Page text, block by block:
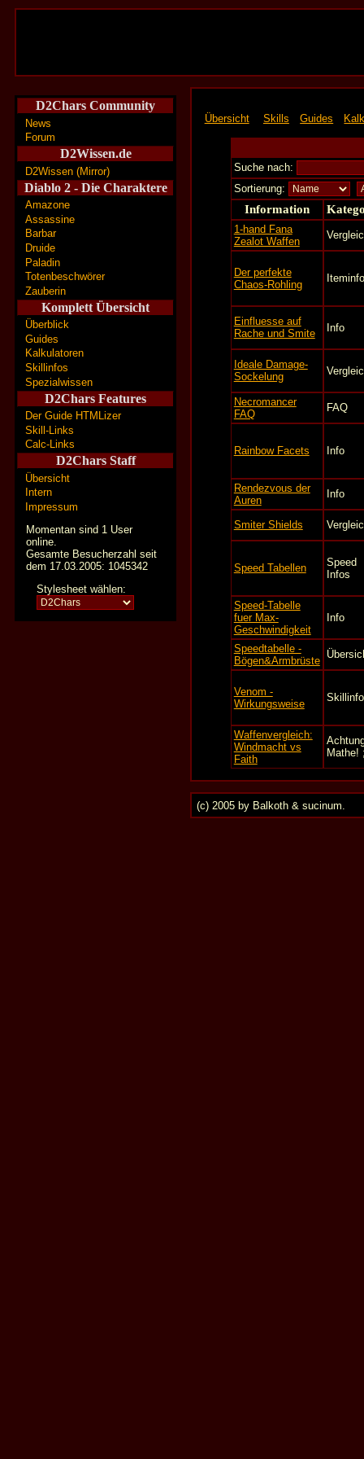
D2Chars Community
News
Forum
D2Wissen.de
D2Wissen (Mirror)
Diablo 2 - Die Charaktere
Amazone
Assassine
Barbar
Druide
Paladin
Totenbeschwörer
Zauberin
Komplett Übersicht
Überblick
Guides
Kalkulatoren
Skillinfos
Spezialwissen
D2Chars Features
Der Guide HTMLizer
Skill-Links
Calc-Links
D2Chars Staff
Übersicht
Intern
Impressum
Momentan sind 1 User
online.
Gesamte Besucherzahl seit
dem 17.03.2005: 1045342
Stylesheet wählen:
Übersicht Skills Guides
Suche nach:
Sortierung:
Information
1-hand Fana
Zealot Waffen
Der perfekte
Chaos-Rohling
Iteminfo
Einfluesse auf
Rache und Smite
Info
Ideale Damage-
Sockelung
Necromancer
FAQ
FAQ
Rainbow Facets Info
Rendezvous der
Auren
Info
Smiter Shields
Speed Tabellen
Speed
Infos
Speed-Tabelle
fuer Max-
Geschwindigkeit
Info
Speedtabelle -
Bögen&Armbrüste
Venom -
Wirkungsweise
Skillinfo
Waffenvergleich:
Windmacht vs
Faith
Mathe!
(c) 2005 by Balkoth & sucinum.